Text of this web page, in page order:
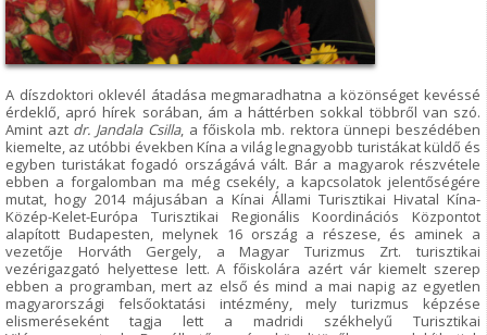
A díszdoktori oklevél átadása megmaradhatna a közönséget kevéssé
érdeklő, apró hírek sorában, ám a háttérben sokkal többről van szó.
Amint azt dr. Jandala Csilla, a főiskola mb. rektora ünnepi beszédében
kiemelte, az utóbbi években Kína a világ legnagyobb turistákat küldő és
egyben turistákat fogadó országává vált. Bár a magyarok részvétele
ebben a forgalomban ma még csekély, a kapcsolatok jelentőségére
mutat, hogy 2014 májusában a Kínai Állami Turisztikai Hivatal Kína-
Közép-Kelet-Európa Turisztikai Regionális Koordinációs Központot
alapított Budapesten, melynek 16 ország a részese, és aminek a
vezetője Horváth Gergely, a Magyar Turizmus Zrt. turisztikai
vezérigazgató helyettese lett. A főiskolára azért vár kiemelt szerep
ebben a programban, mert az első és mind a mai napig az egyetlen
magyarországi felsőoktatási intézmény, mely turizmus képzése
elismeréseként tagja lett a madridi székhelyű Turisztikai